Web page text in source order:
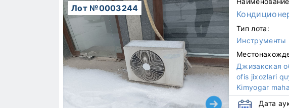
Лот №0003244
Тип лота:
Инструменты
Джизакская
ofis jixozlari
Kimyogar
Дата